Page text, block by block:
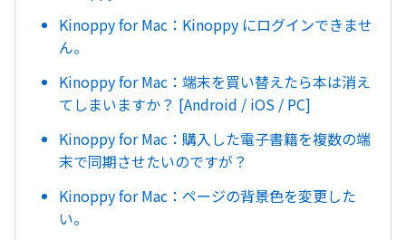
Kinoppy for Mac：Kinoppy にログインできませ
ん。
Kinoppy for Mac：端末を買い替えたら本は消え
てしまいますか？ [Android / iOS / PC]
Kinoppy for Mac：購入した電子書籍を複数の端
末で同期させたいのですが？
Kinoppy for Mac：ページの背景色を変更した
い。